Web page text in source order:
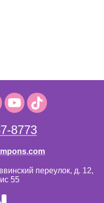
8773
переулок, д. 12,
55